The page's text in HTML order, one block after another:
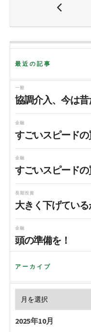
o
r
最近の記事
一般
協調介入、今は昔
金融
すごいスピードの
金融
すごいスピードの
長期投資
大きく下げている
金融
頭の準備を！
アーカイブ
2025年10月